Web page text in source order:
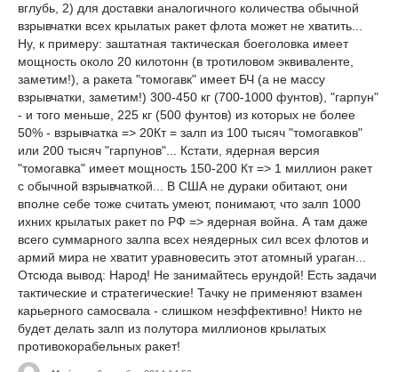
вглубь, 2) для доставки аналогичного количества обычной
взрывчатки всех крылатых ракет флота может не хватить...
Ну, к примеру: заштатная тактическая боеголовка имеет
мощность около 20 килотонн (в тротиловом эквиваленте,
заметим!), а ракета "томогавк" имеет БЧ (а не массу
взрывчатки, заметим!) 300-450 кг (700-1000 фунтов), "гарпун"
- и того меньше, 225 кг (500 фунтов) из которых не более
50% - взрывчатка => 20Кт = залп из 100 тысяч "томогавков"
или 200 тысяч "гарпунов"... Кстати, ядерная версия
"томогавка" имеет мощность 150-200 Кт => 1 миллион ракет
с обычной взрывчаткой... В США не дураки обитают, они
вполне себе тоже считать умеют, понимают, что залп 1000
ихних крылатых ракет по РФ => ядерная война. А там даже
всего суммарного залпа всех неядерных сил всех флотов и
армий мира не хватит уравновесить этот атомный ураган...
Отсюда вывод: Народ! Не занимайтесь ерундой! Есть задачи
тактические и стратегические! Тачку не применяют взамен
карьерного самосвала - слишком неэффективно! Никто не
будет делать залп из полутора миллионов крылатых
противокорабельных ракет!